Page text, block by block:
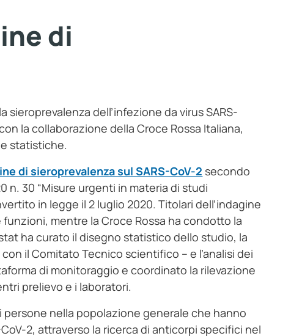
di
dell’infezione da virus SARS-
la collaborazione della Croce Rossa Italiana,
statistiche.
di sieroprevalenza sul SARS-CoV-2 secondo
n. 30 “Misure urgenti in materia di studi
in legge il 2 luglio 2020. Titolari dell’indagine
mentre la Croce Rossa ha condotto la
ha curato il disegno statistico dello studio, la
il Comitato Tecnico scientifico – e l’analisi dei
di monitoraggio e coordinato la rilevazione
prelievo e i laboratori.
nella popolazione generale che hanno
2, attraverso la ricerca di anticorpi specifici nel